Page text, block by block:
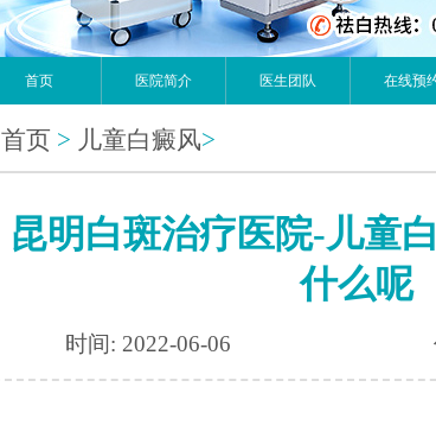
首页 医院简介 医生团队 在线预
首页 > 儿童白癜风>
昆明白斑治疗医院-儿童
什么呢
时间: 2022-06-06